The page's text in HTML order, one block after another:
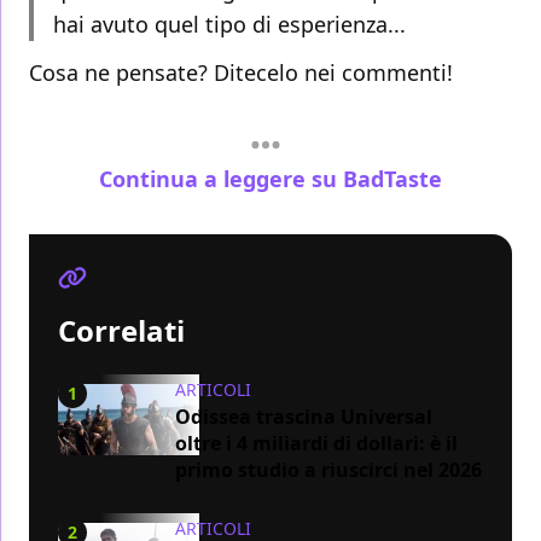
hai avuto quel tipo di esperienza...
Cosa ne pensate? Ditecelo nei commenti!
Continua a leggere su BadTaste
Correlati
1 ARTICOLI
Odissea trascina Universal
oltre i 4 miliardi di dollari: è il
2 ARTICOLI